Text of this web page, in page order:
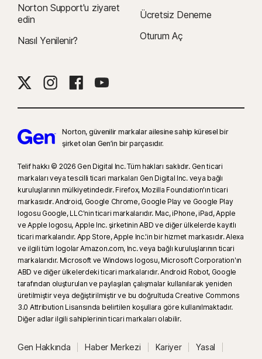
Norton Support'u ziyaret
edin
Nasıl Yenilenir?
Ücretsiz Deneme
Oturum Aç
Norton, güvenilir markalar ailesine sahip küresel bir
şirket olan Gen’in bir parçasıdır.
Telif hakkı © 2026 Gen Digital Inc. Tüm hakları saklıdır. Gen ticari
markaları veya tescilli ticari markaları Gen Digital Inc. veya bağlı
kuruluşlarının mülkiyetindedir. Firefox, Mozilla Foundation'ın ticari
markasıdır. Android, Google Chrome, Google Play ve Google Play
logosu Google, LLC'nin ticari markalarıdır. Mac, iPhone, iPad, Apple
ve Apple logosu, Apple Inc. şirketinin ABD ve diğer ülkelerde kayıtlı
ticari markalarıdır. App Store, Apple Inc.'in bir hizmet markasıdır. Alexa
ve ilgili tüm logolar Amazon.com, Inc. veya bağlı kuruluşlarının ticari
markalarıdır. Microsoft ve Windows logosu, Microsoft Corporation'ın
ABD ve diğer ülkelerdeki ticari markalarıdır. Android Robot, Google
tarafından oluşturulan ve paylaşılan çalışmalar kullanılarak yeniden
üretilmiştir veya değiştirilmiştir ve bu doğrultuda Creative Commons
3.0 Attribution Lisansında belirtilen koşullara göre kullanılmaktadır.
Diğer adlar ilgili sahiplerinin ticari markaları olabilir.
Gen Hakkında Haber Merkezi Kariyer Yasal